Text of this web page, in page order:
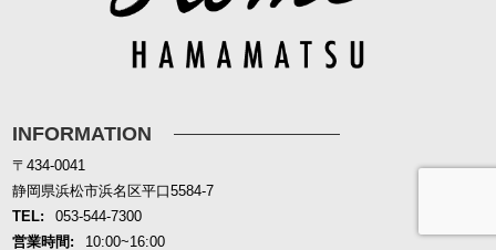
お問合せ
INFORMATION
〒434-0041
静岡県浜松市浜名区平口5584-7
TEL:
053-544-7300
営業時間:
10:00~16:00